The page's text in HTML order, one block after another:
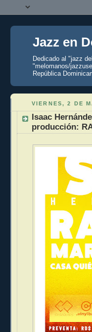
Jazz en
Dedicado al "jazz
"melomanos/
República
VIERNES, 2 DE
Isaac
producción: